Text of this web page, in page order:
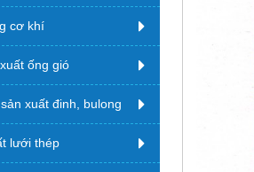
cơ khí
ống gió
xuất đinh, bulong
lưới thép